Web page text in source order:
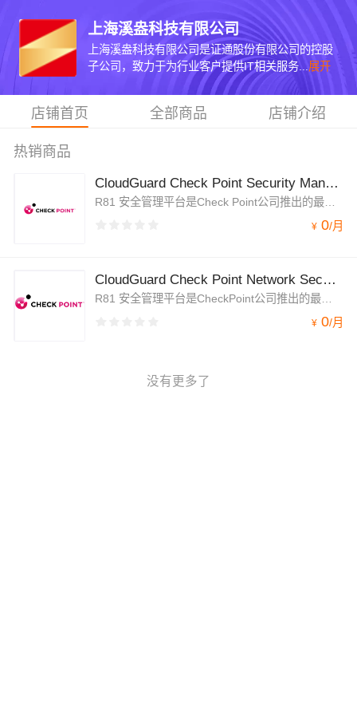
上海溪盎科技有限公司
上海溪盎科技有限公司是证通股份有限公司的控股
子公司，致力于为行业客户提供IT相关服务... 展开
店铺首页 全部商品 店铺介绍
热销商品
CloudGuard Check Point Security Management(BYOL)
R81 安全管理平台是Check Point公司推出的最新的威胁防护和安全管理软件，可以为您的整个资产、本地网络、云网络和工作负载、远程用户及其对云应用程序、互联网和物联网的访问保驾护航。CheckPoint是一家总部位于以色列的安全公司。
¥ 0/月
CloudGuard Check Point Network Security Gateway(BYOL)
R81 安全管理平台是CheckPoint公司推出的最新的威胁防护和安全管理软件，可以为您的整个资产、本地网络、云网络和工作负载、远程用户及其对云应用程序、互联网和物联网的访问保驾护航。本镜像为Check Point安全网关（防火墙）
¥ 0/月
没有更多了